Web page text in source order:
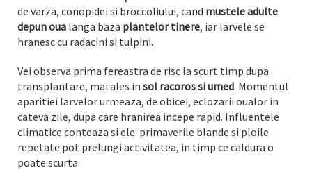
de varza, conopidei si broccoliului, cand mustele adulte
depun oua langa baza plantelor tinere, iar larvele se
hranesc cu radacini si tulpini.
Vei observa prima fereastra de risc la scurt timp dupa
transplantare, mai ales in sol racoros si umed. Momentul
aparitiei larvelor urmeaza, de obicei, eclozarii oualor in
cateva zile, dupa care hranirea incepe rapid. Influentele
climatice conteaza si ele: primaverile blande si ploile
repetate pot prelungi activitatea, in timp ce caldura o
poate scurta.